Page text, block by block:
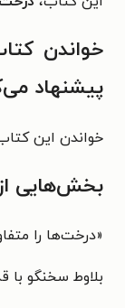
خواندن
پیشنهاد
خواندن این
بخش‌هایی
«درخت‌ها را
بلاوط سخنگو